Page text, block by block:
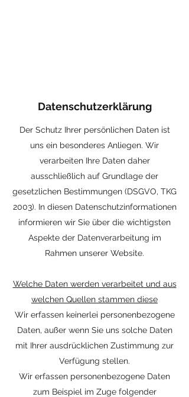
Datenschutzerklärung
Der Schutz Ihrer persönlichen Daten ist
uns ein besonderes Anliegen. Wir
verarbeiten Ihre Daten daher
ausschließlich auf Grundlage der
gesetzlichen Bestimmungen (DSGVO, TKG
2003). In diesen Datenschutzinformationen
informieren wir Sie über die wichtigsten
Aspekte der Datenverarbeitung im
Rahmen unserer Website.
Welche Daten werden verarbeitet und aus
welchen Quellen stammen diese
Wir erfassen keinerlei personenbezogene
Daten, außer wenn Sie uns solche Daten
mit Ihrer ausdrücklichen Zustimmung zur
Verfügung stellen.
Wir erfassen personenbezogene Daten
zum Beispiel im Zuge folgender